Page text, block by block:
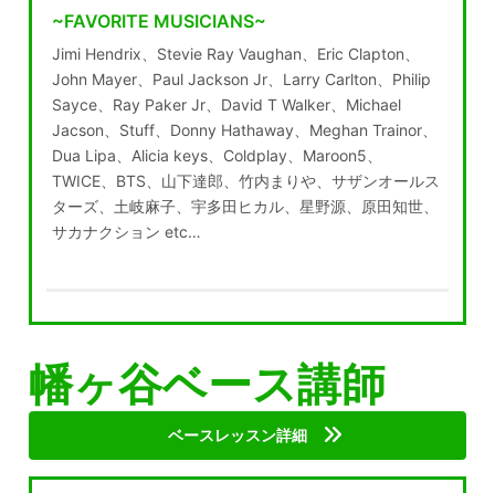
~FAVORITE MUSICIANS~
Jimi Hendrix、Stevie Ray Vaughan、Eric Clapton、
John Mayer、Paul Jackson Jr、Larry Carlton、Philip
Sayce、Ray Paker Jr、David T Walker、Michael
Jacson、Stuff、Donny Hathaway、Meghan Trainor、
Dua Lipa、Alicia keys、Coldplay、Maroon5、
TWICE、BTS、山下達郎、竹内まりや、サザンオールス
ターズ、土岐麻子、宇多田ヒカル、星野源、原田知世、
サカナクション etc…
幡ヶ谷ベース講師
ベースレッスン詳細